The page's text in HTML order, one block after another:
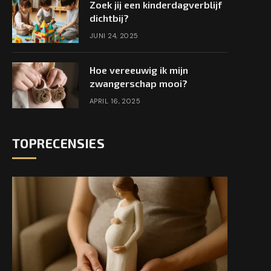
Zoek jij een kinderdagverblijf
dichtbij?
JUNI 24, 2025
Hoe vereeuwig ik mijn
zwangerschap mooi?
APRIL 16, 2025
TOPRECENSIES